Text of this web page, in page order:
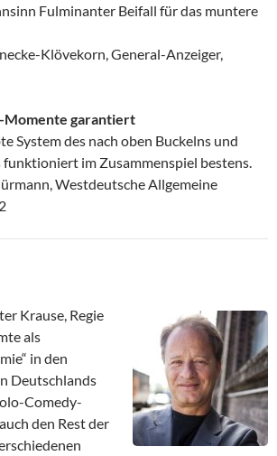
Fulminanter Beifall für das muntere
Klövekorn, General-Anzeiger,
Momente garantiert
System des nach oben Buckelns und
funktioniert im Zusammenspiel bestens.
Westdeutsche Allgemeine
Krause, Regie
als
in den
Deutschlands
Comedy-
den Rest der